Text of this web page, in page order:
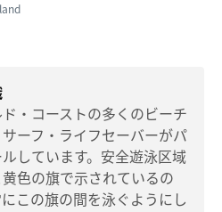
・コーストの多くのビーチ
ーフ・ライフセーバーがパ
ルしています。安全遊泳区域
色の旗で示されているの
この旗の間を泳ぐようにし